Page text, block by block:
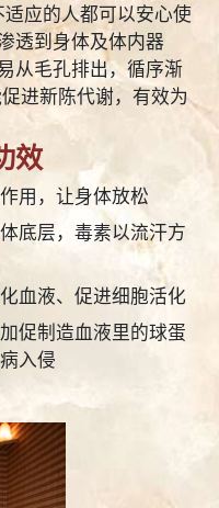
应的人都可以安心使
透到身体及体内器
从毛孔排出，循序渐
进新陈代谢，有效为
效
用，让身体放松
底层，毒素以流汗方
血液、促进细胞活化
促制造血液里的球蛋
入侵